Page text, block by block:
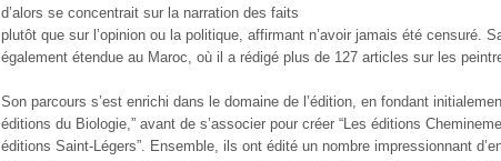
d’alors se concentrait sur la narration des faits
plutôt que sur l’opinion ou la politique, affirmant n’avoir jamais été censuré.
également étendue au Maroc, où il a rédigé plus de 127 articles sur les
Son parcours s’est enrichi dans le domaine de l’édition, en fondant
éditions du Biologie,” avant de s’associer pour créer “Les éditions
éditions Saint-Légers”. Ensemble, ils ont édité un nombre impressionnant